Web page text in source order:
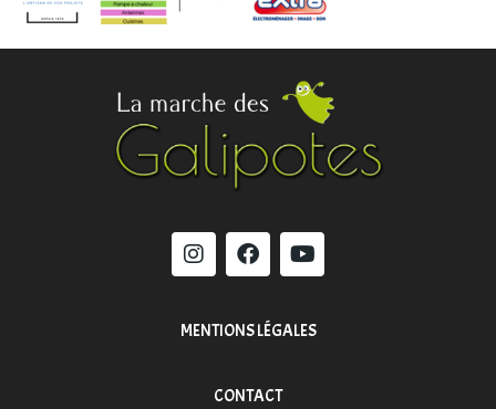
MENTIONS LÉGALES
CONTACT